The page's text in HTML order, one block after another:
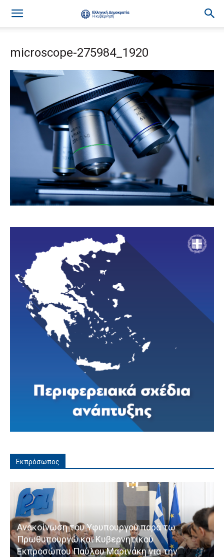
microscope-275984_1920
Εκπρόσωπος
Ανακοίνωση του Υφυπουργού παρά τω
Πρωθυπουργώ και Κυβερνητικού
Εκπροσώπου Παύλου Μαρινάκη για την